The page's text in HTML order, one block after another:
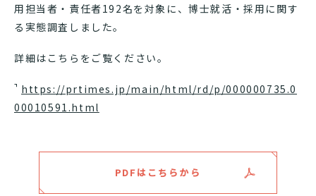
用担当者・責任者192名を対象に、博士就活・採用に関す
る実態調査しました。
詳細はこちらをご覧ください。
https://prtimes.jp/main/html/rd/p/000000735.0
00010591.html
PDFはこちらから